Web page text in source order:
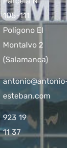
105-111
Polígono El
Montalvo 2
(Salamanca)
esteban.com
923 19
11 37